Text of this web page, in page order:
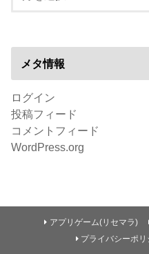
メタ情報
ログイン
投稿フィード
コメントフィード
WordPress.org
アプリゲーム(リセマラ)
プライバシーポリ